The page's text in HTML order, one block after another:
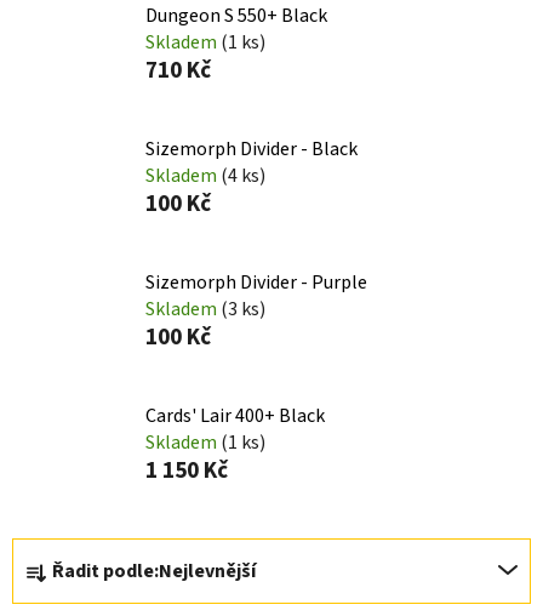
Dungeon S 550+ Black
Skladem (1 ks)
710 Kč
Sizemorph Divider - Black
Skladem (4 ks)
100 Kč
Sizemorph Divider - Purple
Skladem (3 ks)
100 Kč
Cards' Lair 400+ Black
Skladem (1 ks)
1 150 Kč
Ř
a
Řadit podle:Nejlevnější